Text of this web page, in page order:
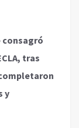
consagró
tras
y